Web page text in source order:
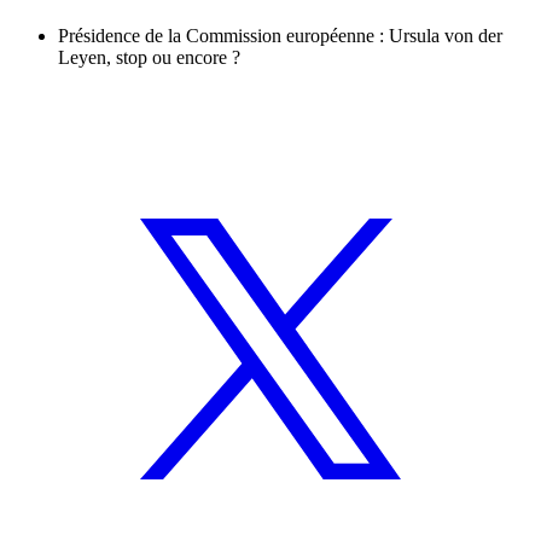
Présidence de la Commission européenne : Ursula von der
Leyen, stop ou encore ?